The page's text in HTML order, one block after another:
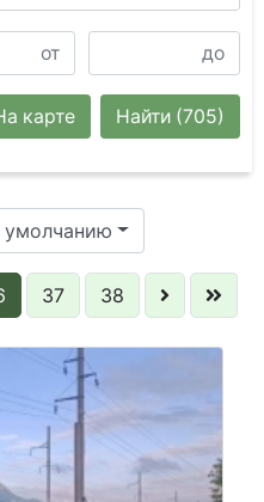
Найти (705)
карте
умолчанию
37 38